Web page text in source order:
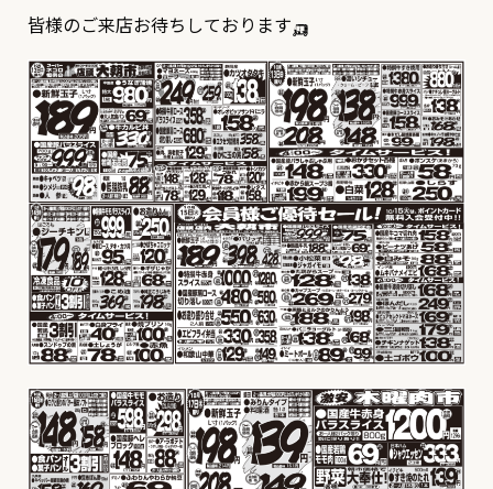
皆様のご来店お待ちしております🛺